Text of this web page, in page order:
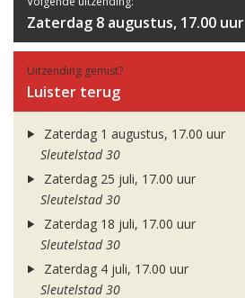
Zaterdag 8 augustus, 17.00 uur
Uitzending gemist?
Luister terug
Zaterdag 1 augustus, 17.00 uur
Sleutelstad 30
Zaterdag 25 juli, 17.00 uur
Sleutelstad 30
Zaterdag 18 juli, 17.00 uur
Sleutelstad 30
Zaterdag 4 juli, 17.00 uur
Sleutelstad 30